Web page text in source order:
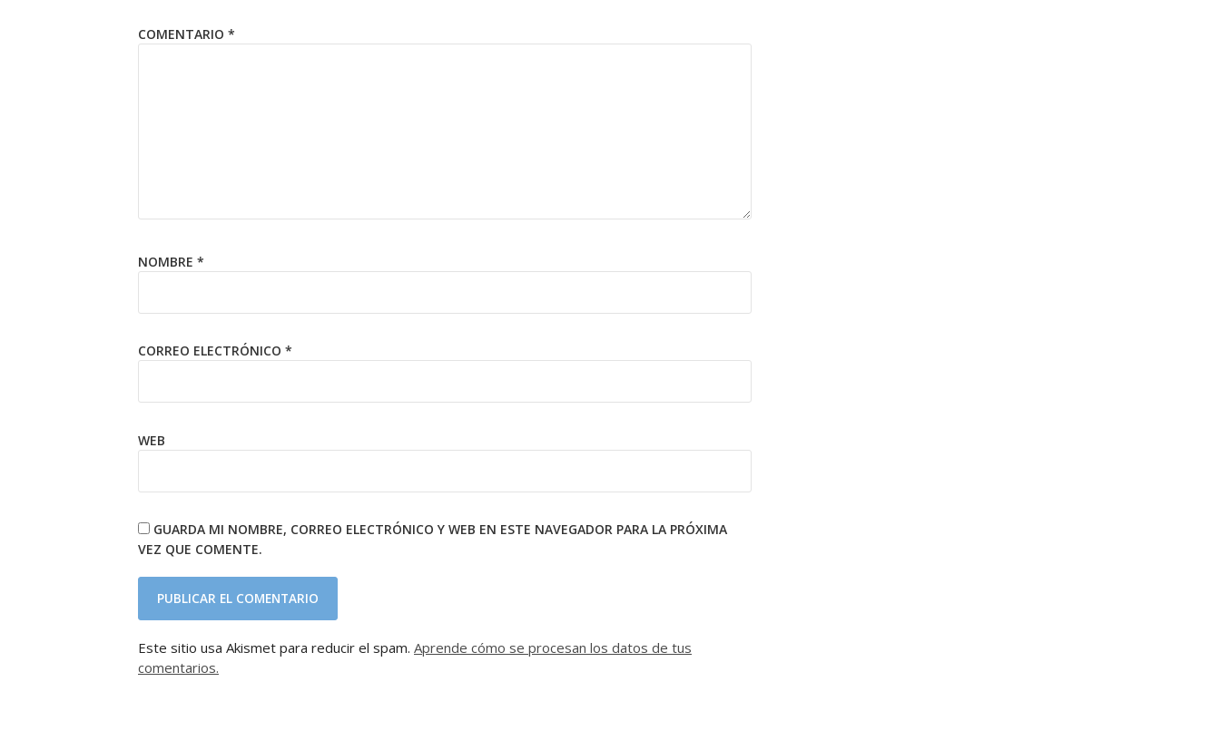
COMENTARIO *
NOMBRE *
CORREO ELECTRÓNICO *
WEB
GUARDA MI NOMBRE, CORREO ELECTRÓNICO Y WEB EN ESTE NAVEGADOR PARA LA PRÓXIMA
VEZ QUE COMENTE.
Este sitio usa Akismet para reducir el spam. Aprende cómo se procesan los datos de tus
comentarios.